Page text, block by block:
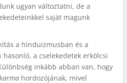
ugyan változtatni, de a
saját magunk
a hinduizmusban és a
a cselekedetek erkölcsi
inkább abban van, hogy
hordozójának, mivel